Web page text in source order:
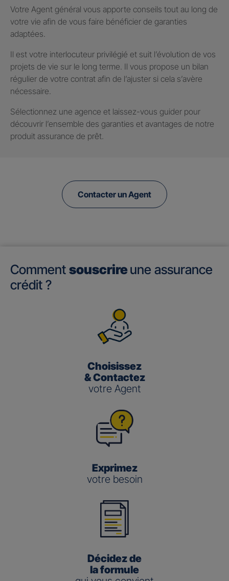
Votre Agent général vous apporte conseils tout au long de
votre vie afin de vous faire bénéficier de garanties
adaptées.
Il est votre interlocuteur privilégié et suit l’évolution de vos
projets de vie sur le long terme. Il vous propose un bilan
régulier de votre contrat afin de l’ajuster si cela s’avère
nécessaire.
Sélectionnez une agence et laissez-vous guider pour
découvrir l’ensemble des garanties et avantages de notre
produit assurance de prêt.
Contacter un Agent
Comment souscrireune assurance
crédit ?
Choisissez
& Contactez
votre Agent
Exprimez
votre besoin
Décidez de
la formule